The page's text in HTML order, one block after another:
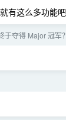
有这么多功能吧
夺得 Major 冠军？